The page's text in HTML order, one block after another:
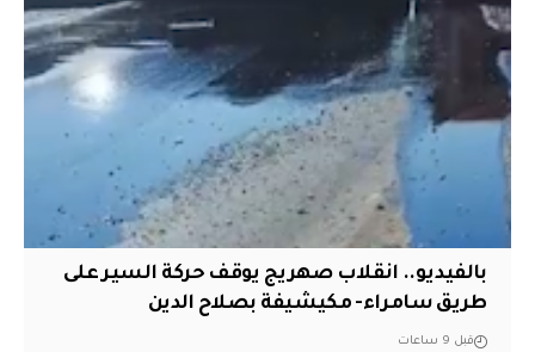
بالفيديو.. انقلاب صهريج يوقف حركة السير على
طريق سامراء- مكيشيفة بصلاح الدين
قبل 9 ساعات